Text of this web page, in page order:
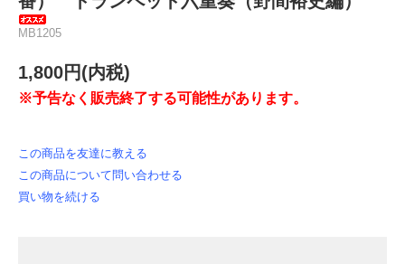
MB1205
1,800円(内税)
※予告なく販売終了する可能性があります。
この商品を友達に教える
この商品について問い合わせる
買い物を続ける